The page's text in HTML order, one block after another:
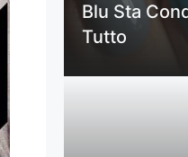
Blu Sta
Tutto